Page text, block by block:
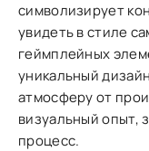
символизирует
увидеть в стиле
геймплейных
уникальный
атмосферу от
визуальный опыт,
процесс.